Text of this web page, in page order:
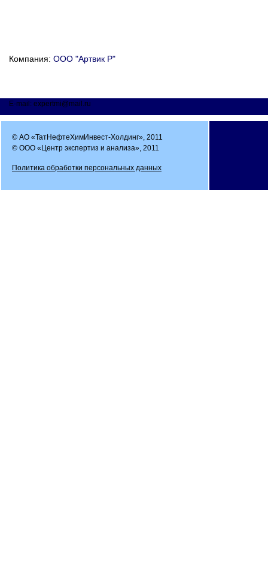
Компания: ООО "Артвик Р"
E-mail: expertmi@mail.ru
© АО «ТатНефтеХимИнвест-Холдинг», 2011
© ООО «Центр экспертиз и анализа», 2011
Политика обработки персональных данных